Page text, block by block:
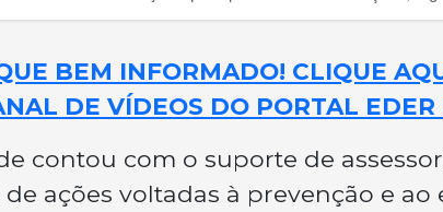
BEM INFORMADO! CLIQUE
DE VÍDEOS DO PORTAL
contou com o suporte de
ações voltadas à prevenção e